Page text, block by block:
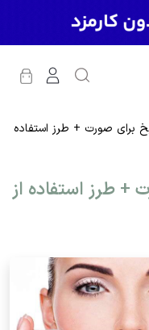
برای صورت + طرز استفاده
+ طرز استفاده از